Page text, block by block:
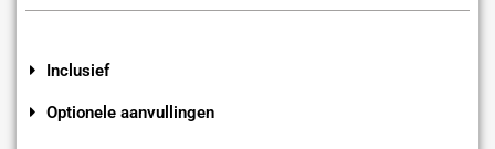
Inclusief
Optionele aanvullingen